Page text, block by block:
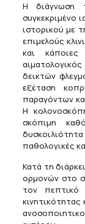
Η διάγνωση
συγκεκριμένο
ιστορικού με
επιμελούς
και κάποιες
δεικτών
εξέταση
παραγόντων
Η
σκόπιμη
παθολογικές
Κατά τη
ορμονών στο
τον πεπτικό